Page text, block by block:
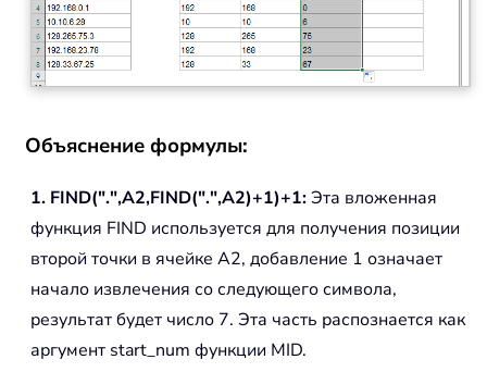
Объяснение формулы:
1. FIND(".",A2,FIND(".",A2)+1)+1:Эта вложенная
функция FIND используется для получения позиции
второй точки в ячейке A2, добавление 1 означает
начало извлечения со следующего символа,
результат будет число 7. Эта часть распознается как
аргумент start_num функции MID.